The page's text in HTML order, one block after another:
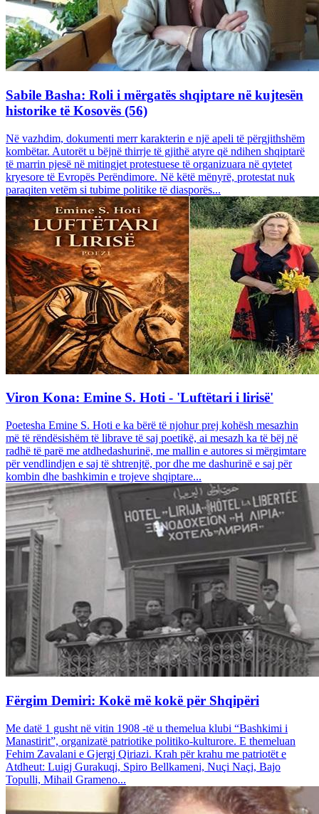
Sabile Basha: Roli i mërgatës shqiptare në kujtesën
historike të Kosovës (56)
Në vazhdim, dokumenti merr karakterin e një apeli të përgjithshëm
kombëtar. Autorët u bëjnë thirrje të gjithë atyre që ndihen shqiptarë
të marrin pjesë në mitingjet protestuese të organizuara në qytetet
kryesore të Evropës Perëndimore. Në këtë mënyrë, protestat nuk
paraqiten vetëm si tubime politike të diasporës...
Viron Kona: Emine S. Hoti - 'Luftëtari i lirisë'
Poetesha Emine S. Hoti e ka bërë të njohur prej kohësh mesazhin
më të rëndësishëm të librave të saj poetikë, ai mesazh ka të bëj në
radhë të parë me atdhedashurinë, me mallin e autores si mërgimtare
për vendlindjen e saj të shtrenjtë, por dhe me dashurinë e saj për
kombin dhe bashkimin e trojeve shqiptare...
Fërgim Demiri: Kokë më kokë për Shqipëri
Me datë 1 gusht në vitin 1908 -të u themelua klubi “Bashkimi i
Manastirit”, organizatë patriotike politiko-kulturore. E themeluan
Fehim Zavalani e Gjergj Qiriazi. Krah për krahu me patriotët e
Atdheut: Luigj Gurakuqi, Spiro Bellkameni, Nuçi Naçi, Bajo
Topulli, Mihail Grameno...